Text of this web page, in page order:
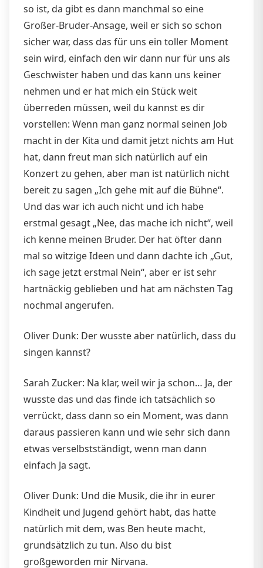
so ist, da gibt es dann manchmal so eine
Großer-Bruder-Ansage, weil er sich so schon
sicher war, dass das für uns ein toller Moment
sein wird, einfach den wir dann nur für uns als
Geschwister haben und das kann uns keiner
nehmen und er hat mich ein Stück weit
überreden müssen, weil du kannst es dir
vorstellen: Wenn man ganz normal seinen Job
macht in der Kita und damit jetzt nichts am Hut
hat, dann freut man sich natürlich auf ein
Konzert zu gehen, aber man ist natürlich nicht
bereit zu sagen „Ich gehe mit auf die Bühne“.
Und das war ich auch nicht und ich habe
erstmal gesagt „Nee, das mache ich nicht“, weil
ich kenne meinen Bruder. Der hat öfter dann
mal so witzige Ideen und dann dachte ich „Gut,
ich sage jetzt erstmal Nein“, aber er ist sehr
hartnäckig geblieben und hat am nächsten Tag
nochmal angerufen.
Oliver Dunk: Der wusste aber natürlich, dass du
singen kannst?
Sarah Zucker: Na klar, weil wir ja schon… Ja, der
wusste das und das finde ich tatsächlich so
verrückt, dass dann so ein Moment, was dann
daraus passieren kann und wie sehr sich dann
etwas verselbstständigt, wenn man dann
einfach Ja sagt.
Oliver Dunk: Und die Musik, die ihr in eurer
Kindheit und Jugend gehört habt, das hatte
natürlich mit dem, was Ben heute macht,
grundsätzlich zu tun. Also du bist
großgeworden mir Nirvana.